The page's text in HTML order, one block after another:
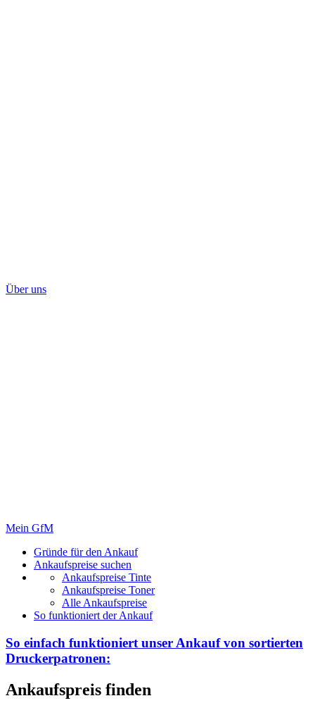
Über uns
Mein GfM
Gründe für den Ankauf
Ankaufspreise suchen
Ankaufspreise Tinte
Ankaufspreise Toner
Alle Ankaufspreise
So funktioniert der Ankauf
So einfach funktioniert unser Ankauf von sortierten
Druckerpatronen:
Ankaufspreis finden